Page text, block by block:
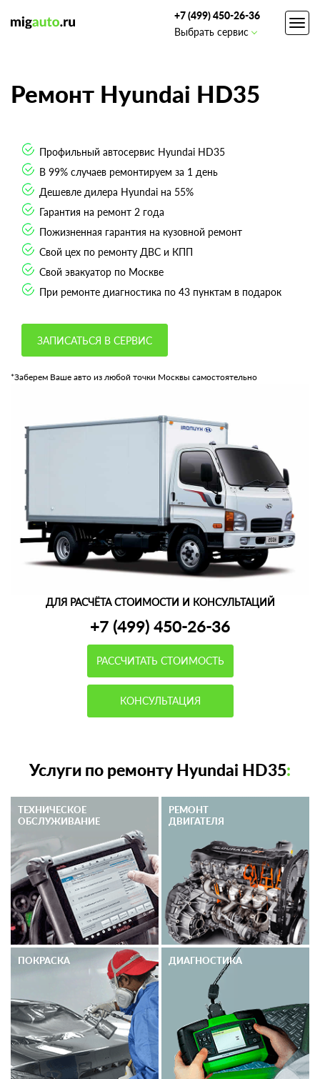
+7 (499) 450-26-36
Выбрать сервис
Ремонт Hyundai HD35
Профильный автосервис Hyundai HD35
В 99% случаев ремонтируем за 1 день
Дешевле дилера Hyundai на 55%
Гарантия на ремонт 2 года
Пожизненная гарантия на кузовной ремонт
Свой цех по ремонту ДВС и КПП
Свой эвакуатор по Москве
При ремонте диагностика по 43 пунктам в подарок
ЗАПИСАТЬСЯ В СЕРВИС
*Заберем Ваше авто из любой точки Москвы самостоятельно
ДЛЯ РАСЧЁТА СТОИМОСТИ И КОНСУЛЬТАЦИЙ
+7 (499) 450-26-36
РАССЧИТАТЬ СТОИМОСТЬ
КОНСУЛЬТАЦИЯ
Услуги по ремонту Hyundai HD35:
ТЕХНИЧЕСКОЕ
ОБСЛУЖИВАНИЕ
РЕМОНТ
ДВИГАТЕЛЯ
ПОКРАСКА ДИАГНОСТИКА